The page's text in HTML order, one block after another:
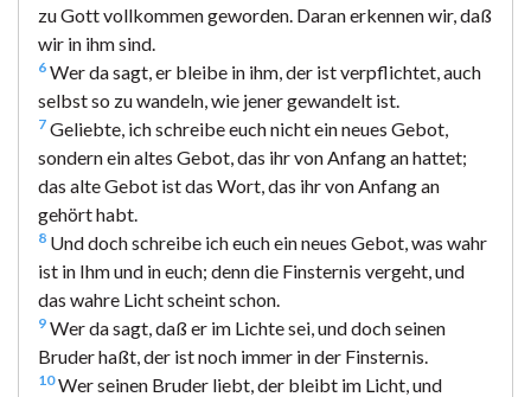
zu Gott vollkommen geworden. Daran erkennen wir, daß
wir in ihm sind.
6 Wer da sagt, er bleibe in ihm, der ist verpflichtet, auch
selbst so zu wandeln, wie jener gewandelt ist.
7 Geliebte, ich schreibe euch nicht ein neues Gebot,
sondern ein altes Gebot, das ihr von Anfang an hattet;
das alte Gebot ist das Wort, das ihr von Anfang an
gehört habt.
8 Und doch schreibe ich euch ein neues Gebot, was wahr
ist in Ihm und in euch; denn die Finsternis vergeht, und
das wahre Licht scheint schon.
9 Wer da sagt, daß er im Lichte sei, und doch seinen
Bruder haßt, der ist noch immer in der Finsternis.
10Wer seinen Bruder liebt, der bleibt im Licht, und